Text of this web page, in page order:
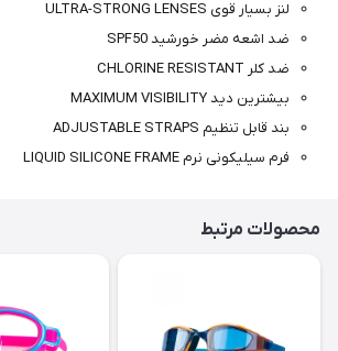
لنز بسیار قوی ULTRA-STRONG LENSES
ضد اشعه مضر خورشید SPF50
ضد کلر CHLORINE RESISTANT
بیشترین دید MAXIMUM VISIBILITY
بند قابل تنظیم ADJUSTABLE STRAPS
فرم سیلیکونی نرم LIQUID SILICONE FRAME
محصولات مرتبط